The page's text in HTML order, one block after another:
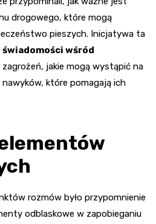
drogowego, które mogą
pieszych. Inicjatywa ta
świadomości wśród
jakie mogą wystąpić na
które pomagają ich
rozmów było przypomnienie
odblaskowe w zapobieganiu